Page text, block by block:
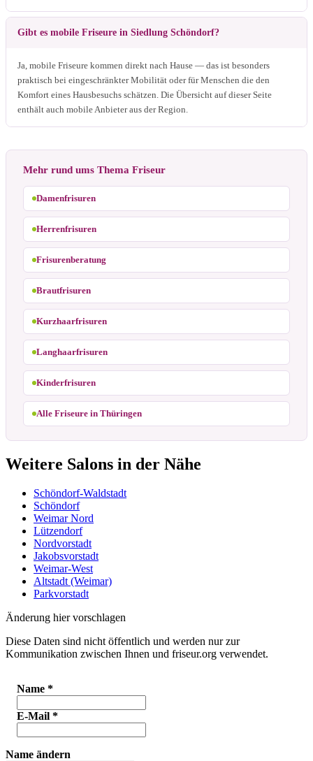
Gibt es mobile Friseure in Siedlung Schöndorf?
Ja, mobile Friseure kommen direkt nach Hause — das ist besonders
praktisch bei eingeschränkter Mobilität oder für Menschen die den
Komfort eines Hausbesuchs schätzen. Die Übersicht auf dieser Seite
enthält auch mobile Anbieter aus der Region.
Mehr rund ums Thema Friseur
Damenfrisuren
Herrenfrisuren
Frisurenberatung
Brautfrisuren
Kurzhaarfrisuren
Langhaarfrisuren
Kinderfrisuren
Alle Friseure in Thüringen
Weitere Salons in der Nähe
Schöndorf-Waldstadt
Schöndorf
Weimar Nord
Lützendorf
Nordvorstadt
Jakobsvorstadt
Weimar-West
Altstadt (Weimar)
Parkvorstadt
Änderung hier vorschlagen
Diese Daten sind nicht öffentlich und werden nur zur
Kommunikation zwischen Ihnen und friseur.org verwendet.
Name *
E-Mail *
Name ändern